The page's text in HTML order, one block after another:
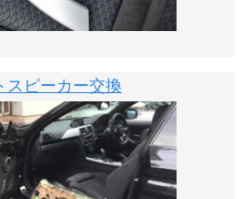
ピーカー交換